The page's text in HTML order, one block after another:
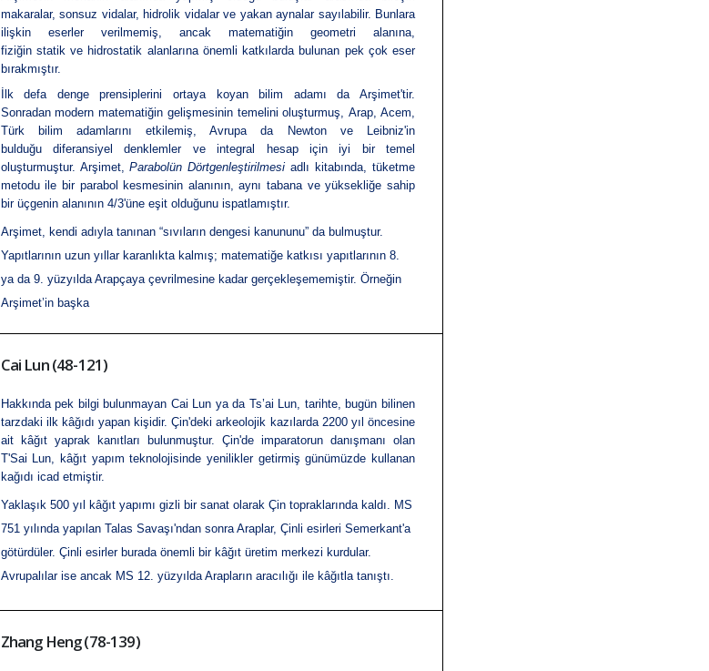
makaralar, sonsuz vidalar, hidrolik vidalar ve yakan aynalar sayılabilir. Bunlara
ilişkin eserler verilmemiş, ancak matematiğin geometri alanına,
fiziğin statik ve hidrostatik alanlarına önemli katkılarda bulunan pek çok eser
bırakmıştır.
İlk defa denge prensiplerini ortaya koyan bilim adamı da Arşimet'tir.
Sonradanmodern matematiğin gelişmesinin temelini oluşturmuş, Arap, Acem,
Türk bilim adamlarını etkilemiş, Avrupa da
Newtonve Leibniz'in
bulduğudiferansiyel denklemlerveintegral
hesap için iyi bir temel
oluşturmuştur. Arşimet,Parabolün Dörtgenleştirilmesi adlı kitabında, tüketme
metodu ile bir parabol kesmesinin alanının, aynı tabana ve yüksekliğe sahip
bir üçgenin alanının 4/3'üne eşit olduğunu ispatlamıştır.
Arşimet, kendi adıyla tanınan “sıvıların dengesi kanununu” da bulmuştur.
Yapıtlarının uzun yıllar karanlıkta kalmış; matematiğe katkısı yapıtlarının 8.
ya da 9. yüzyılda Arapçaya çevrilmesine kadar gerçekleşememiştir. Örneğin
Arşimet’in başka
Cai Lun (48-121)
Hakkında pek bilgi bulunmayan Cai Lun ya da Ts’ai Lun, tarihte, bugün bilinen
tarzdaki ilk kâğıdı yapan kişidir.Çin'deki arkeolojik kazılarda 2200 yıl öncesine
ait kâğıt yaprak kanıtları bulunmuştur. Çin'de imparatorun danışmanı olan
T'Sai Lun, kâğıt yapım teknolojisinde yenilikler getirmiş günümüzde kullanan
kağıdı icad etmiştir.
Yaklaşık 500 yıl kâğıt yapımı gizli bir sanat olarak Çin topraklarında kaldı. MS
751 yılında yapılan Talas Savaşı'ndan sonra Araplar, Çinli esirleri Semerkant'a
götürdüler. Çinli esirler burada önemli bir kâğıt üretim merkezi kurdular.
Avrupalılar ise ancak MS 12. yüzyılda Arapların aracılığı ile kâğıtla tanıştı.
Zhang Heng (78-139)